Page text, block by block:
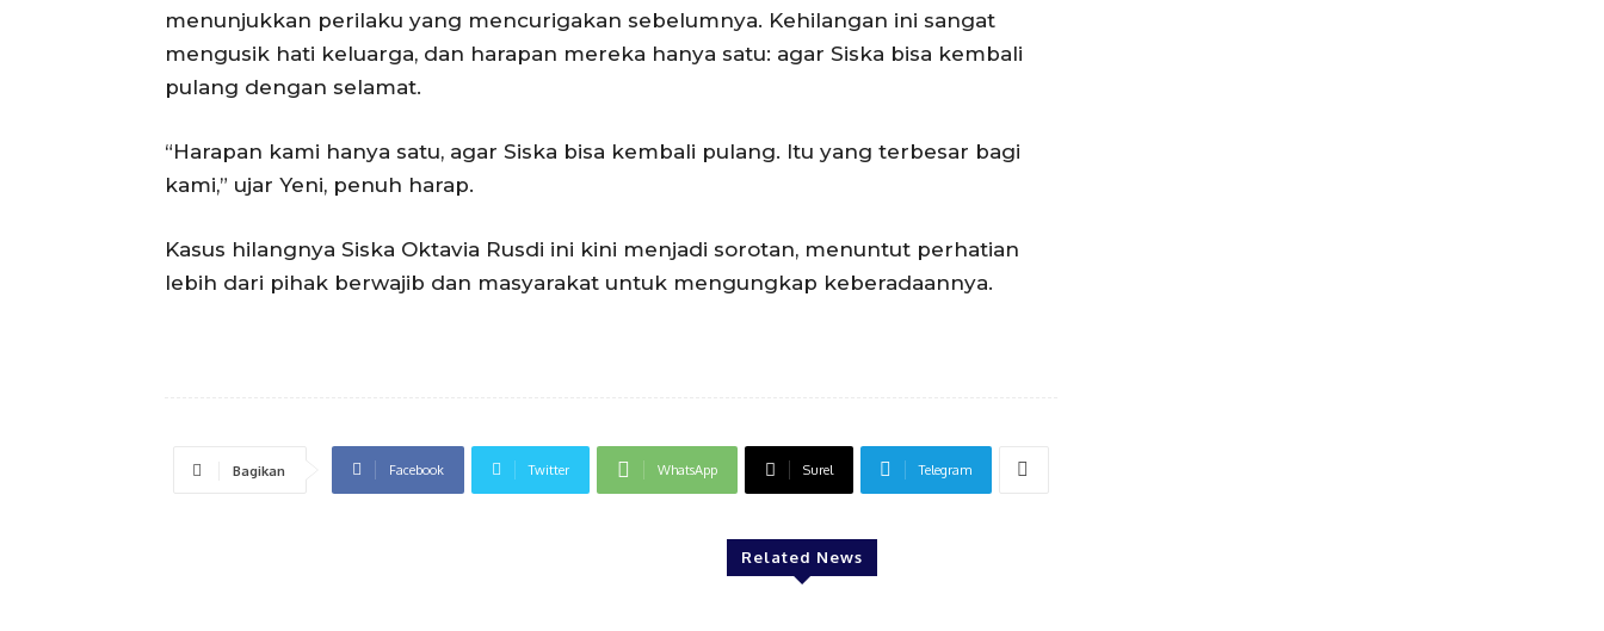
menunjukkan perilaku yang mencurigakan sebelumnya. Kehilangan ini sangat
mengusik hati keluarga, dan harapan mereka hanya satu: agar Siska bisa kembali
pulang dengan selamat.
“Harapan kami hanya satu, agar Siska bisa kembali pulang. Itu yang terbesar bagi
kami,” ujar Yeni, penuh harap.
Kasus hilangnya Siska Oktavia Rusdi ini kini menjadi sorotan, menuntut perhatian
lebih dari pihak berwajib dan masyarakat untuk mengungkap keberadaannya.
Bagikan Facebook Twitter WhatsApp Surel Telegram
Related News